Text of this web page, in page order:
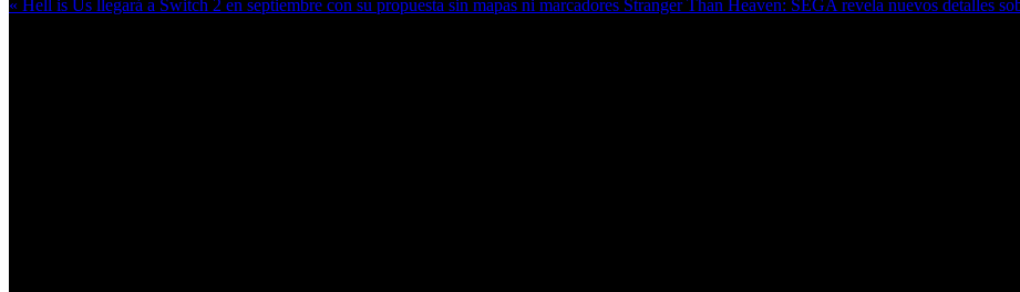
« Hell is Us llegará a Switch 2 en septiembre con su propuesta sin mapas ni marcadores Stranger Than Heaven: SEGA revela nuevos detalles